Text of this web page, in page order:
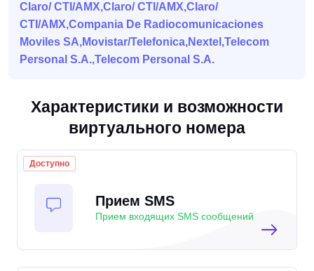
Claro/ CTI/AMX,Claro/ CTI/AMX,Claro/
CTI/AMX,Compania De Radiocomunicaciones
Moviles SA,Movistar/Telefonica,Nextel,Telecom
Personal S.A.,Telecom Personal S.A.
Характеристики и возможности
виртуального номера
Доступно
Прием SMS
Прием входящих SMS сообщений